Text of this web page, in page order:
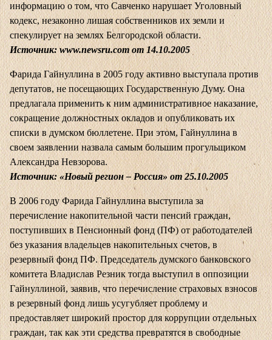
информацию о том, что Савченко нарушает Уголовный
кодекс, незаконно лишая собственников их земли и
спекулирует на землях Белгородской области.
Источник:www.newsru.com от 14.10.2005
Фарида Гайнуллина в 2005 году активно выступала против
депутатов, не посещающих Государственную Думу. Она
предлагала применить к ним административное наказание,
сокращение должностных окладов и опубликовать их
списки в думском бюллетене. При этом, Гайнуллина в
своем заявлении назвала самым большим прогульщиком
Александра Невзорова.
Источник: «Новый регион – Россия» от 25.10.2005
В 2006 году Фарида Гайнуллина выступила за
перечисление накопительной части пенсий граждан,
поступивших в Пенсионный фонд (ПФ) от работодателей
без указания владельцев накопительных счетов, в
резервный фонд ПФ. Председатель думского банковского
комитета Владислав Резник тогда выступил в оппозиции
Гайнуллиной, заявив, что перечисление страховых взносов
в резервный фонд лишь усугубляет проблему и
предоставляет широкий простор для коррупции отдельных
граждан, так как эти средства превратятся в свободные